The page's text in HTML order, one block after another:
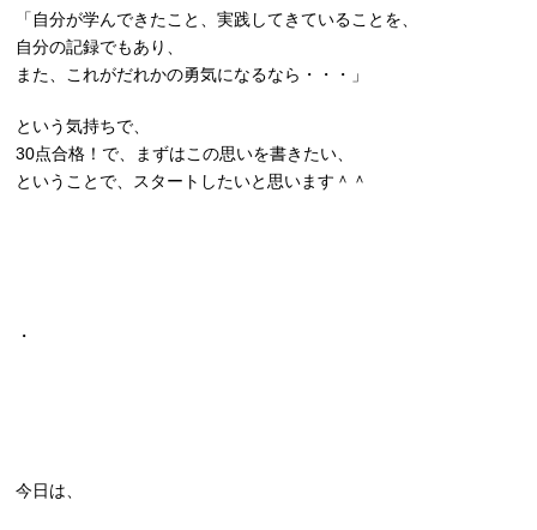
「自分が学んできたこと、実践してきていることを、
自分の記録でもあり、
また、これがだれかの勇気になるなら・・・」
という気持ちで、
30点合格！で、まずはこの思いを書きたい、
ということで、スタートしたいと思います＾＾
・
今日は、